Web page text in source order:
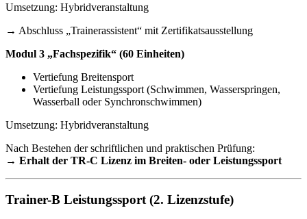
Umsetzung: Hybridveranstaltung
→ Abschluss „Trainerassistent“ mit Zertifikatsausstellung
Modul 3 „Fachspezifik“ (60 Einheiten)
Vertiefung Breitensport
Vertiefung Leistungssport (Schwimmen, Wasserspringen,
Wasserball oder Synchronschwimmen)
Umsetzung: Hybridveranstaltung
Nach Bestehen der schriftlichen und praktischen Prüfung:
→ Erhalt der TR-C Lizenz im Breiten- oder Leistungssport
Trainer-B Leistungssport (2. Lizenzstufe)